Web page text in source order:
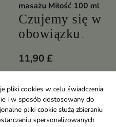
masażu Miłość 100 ml
Czujemy się w
obowiązku
uprzedzić, że
naładowany
jest
naturalnymi
11,90 £
pliki cookies w celu świadczenia
i w sposób dostosowany do
pliki cookie służą zbieraniu
spersonalizowanych